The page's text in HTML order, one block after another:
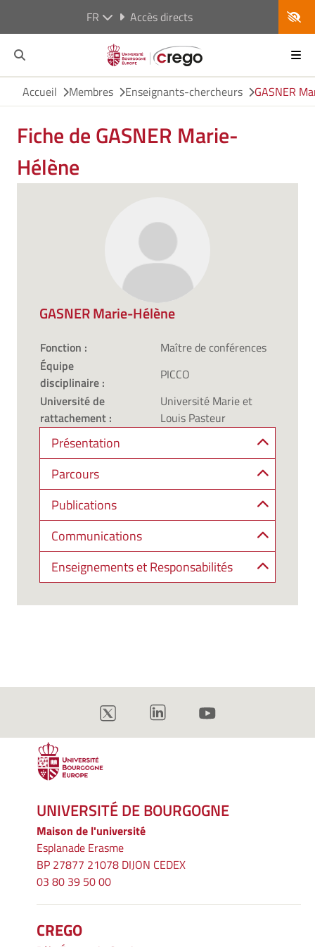
FR Accès directs
Accueil Membres Enseignants-chercheurs GASNER
Fiche de GASNER Marie-
Hélène
GASNER Marie-Hélène
Fonction :
Maître de conférences
Équipe
disciplinaire :
PICCO
Université de
rattachement :
Université Marie et
Louis Pasteur
Présentation
Parcours
Publications
Communications
Enseignements et Responsabilités
UNIVERSITÉ DE BOURGOGNE
Maison de l'université
Esplanade Erasme
BP 27877 21078 DIJON CEDEX
03 80 39 50 00
CREGO